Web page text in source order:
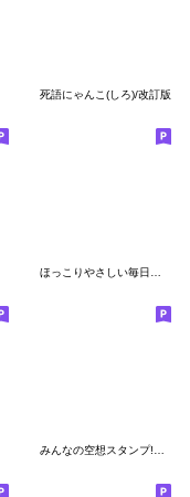
死語にゃんこ(しろ)/改訂版
みんなの空想スタンプ!仕事編